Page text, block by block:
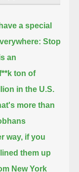
a special
Stop
an
ton of
in the U.S.
more than
way, if you
them up
New York